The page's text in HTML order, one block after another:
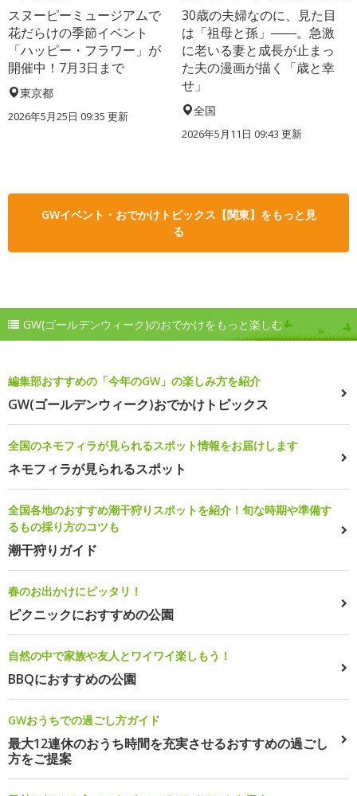
スヌーピーミュージアムで
花だらけの季節イベント
「ハッピー・フラワー」が
開催中！7月3日まで
東京都
2026年5月25日 09:35 更新
30歳の夫婦なのに、見た目
は「祖母と孫」――。急激
に老いる妻と成長が止まっ
た夫の漫画が描く「歳と幸
せ」
全国
2026年5月11日 09:43 更新
GWイベント・おでかけトピックス【関東】をもっと見
る
GW(ゴールデンウィーク)のおでかけをもっと楽しむ
編集部おすすめの「今年のGW」の楽しみ方を紹介
GW(ゴールデンウィーク)おでかけトピックス
全国のネモフィラが見られるスポット情報をお届けします
ネモフィラが見られるスポット
全国各地のおすすめ潮干狩りスポットを紹介！旬な時期や準備す
るもの採り方のコツも
潮干狩りガイド
春のお出かけにピッタリ！
ピクニックにおすすめの公園
自然の中で家族や友人とワイワイ楽しもう！
BBQにおすすめの公園
GWおうちでの過ごし方ガイド
最大12連休のおうち時間を充実させるおすすめの過ごし
方をご提案